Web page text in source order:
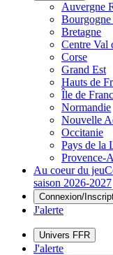
Auvergne
Bourgogne
Bretagne
Centre Val
Corse
Grand Est
Hauts de
Île de
Normandie
Nouvelle
Occitanie
Pays de la
Provence-
Au coeur du jeu
saison 2026-2027
Connexion/
J'alerte
Univers FFR
J'alerte